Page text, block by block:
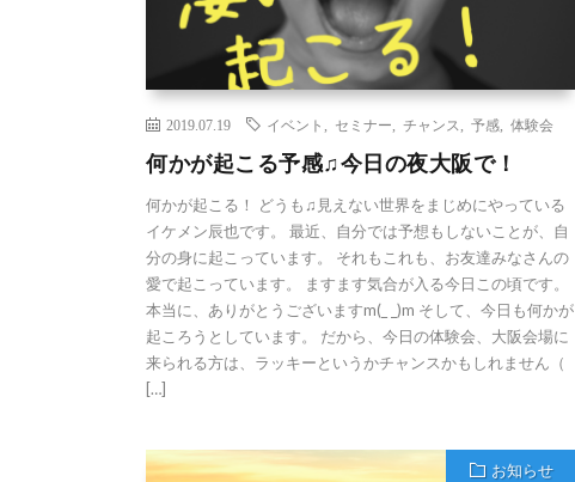
2019.07.19 イベント セミナー チャンス 予感 体験会
何かが起こる予感♫今日の夜大阪で！
何かが起こる！ どうも♫見えない世界をまじめにやっている
イケメン辰也です。 最近、自分では予想もしないことが、自
分の身に起こっています。 それもこれも、お友達みなさんの
愛で起こっています。 ますます気合が入る今日この頃です。
本当に、ありがとうございますm(_ _)m そして、今日も何かが
起ころうとしています。 だから、今日の体験会、大阪会場に
来られる方は、ラッキーというかチャンスかもしれません（
[…]
お知らせ